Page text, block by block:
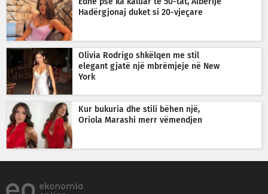
Edhe pse ka kaluar të 50-tat, Alberije
Hadërgjonaj duket si 20-vjeçare
Olivia Rodrigo shkëlqen me stil
elegant gjatë një mbrëmjeje në New
York
Kur bukuria dhe stili bëhen një,
Oriola Marashi merr vëmendjen